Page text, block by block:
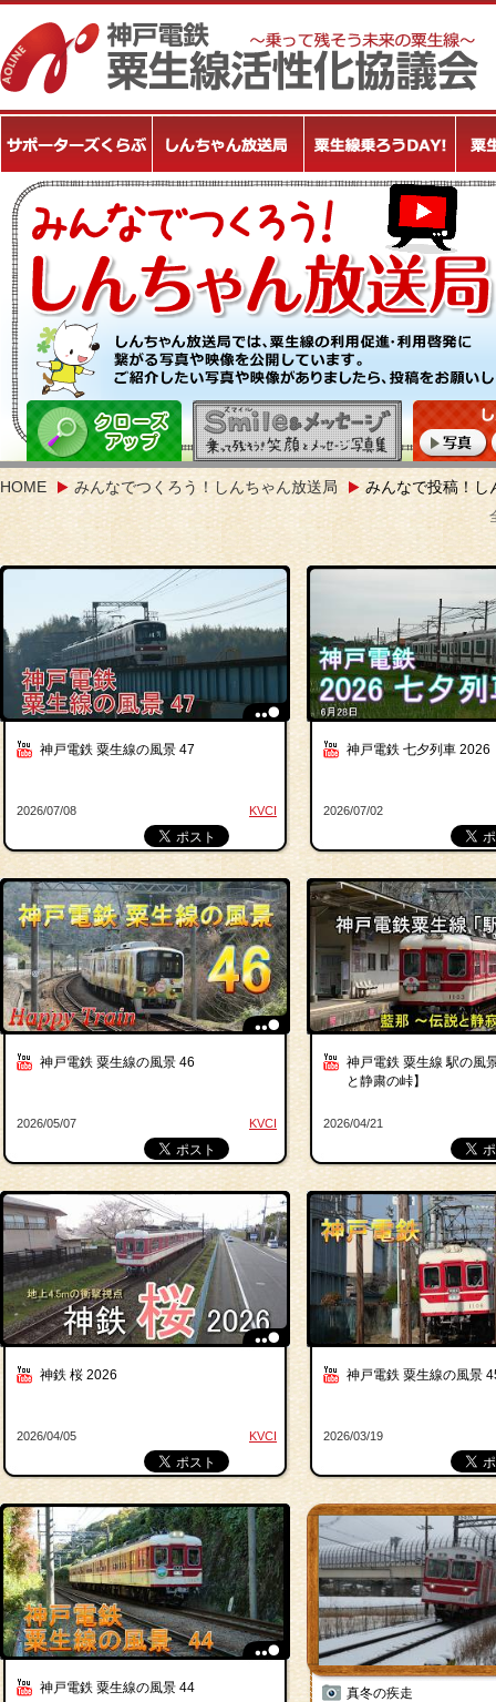
HOME みんなでつくろう！しんちゃん放送局 みんなで投稿！し
神戸電鉄 粟生線の風景 47
KVCI
2026/07/08
神戸電鉄 七夕列車 2026
2026/07/02
神戸電鉄 粟生線の風景 46
KVCI
2026/05/07
神戸電鉄 粟生線 駅の風
と静粛の峠】
2026/04/21
神鉄 桜 2026
KVCI
2026/04/05
神戸電鉄 粟生線の風景
2026/03/19
神戸電鉄 粟生線の風景 44 真冬の疾走